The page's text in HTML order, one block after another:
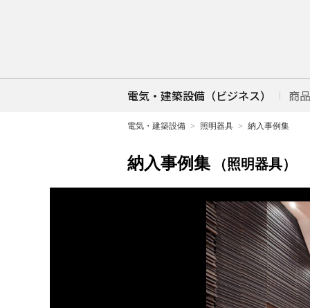
電気・建築設備（ビジネス） 商
電気・建築設備 照明器具 納入事例集
納入事例集 （照明器具）